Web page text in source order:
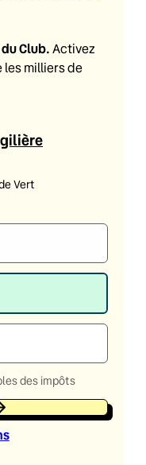
Club. Activez
les milliers de
Vert
des impôts
s